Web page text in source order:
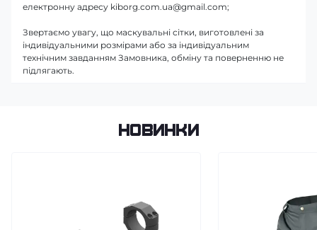
електронну адресу kiborg.com.ua@gmail.com;
Звертаємо увагу, що маскувальні сітки, виготовлені за
індивідуальними розмірами або за індивідуальним
технічним завданням Замовника, обміну та поверненню не
підлягають.
Новинки